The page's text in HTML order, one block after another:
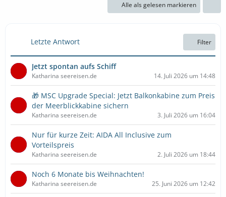
Alle als gelesen markieren
Letzte Antwort Filter
Jetzt spontan aufs Schiff
Katharina seereisen.de 14. Juli 2026 um 14:48
🎁 MSC Upgrade Special: Jetzt Balkonkabine zum Preis
der Meerblickkabine sichern
Katharina seereisen.de 3. Juli 2026 um 16:04
Nur für kurze Zeit: AIDA All Inclusive zum
Vorteilspreis
Katharina seereisen.de 2. Juli 2026 um 18:44
Noch 6 Monate bis Weihnachten!
Katharina seereisen.de 25. Juni 2026 um 12:42